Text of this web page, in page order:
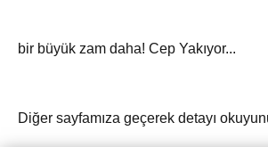
bir büyük zam daha! Cep Yakıyor...
Diğer sayfamıza geçerek detayı